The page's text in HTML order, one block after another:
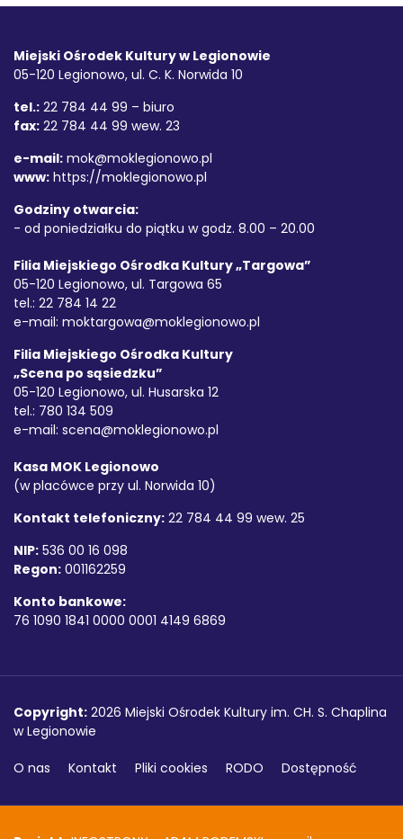
Adres
Miejski Ośrodek Kultury w Legionowie
05-120 Legionowo, ul. C. K. Norwida 10
tel.: 22 784 44 99 – biuro
fax: 22 784 44 99 wew. 23
e-mail: mok@moklegionowo.pl
www: https://moklegionowo.pl
Godziny otwarcia:
- od poniedziałku do piątku w godz. 8.00 – 20.00
Filia Miejskiego Ośrodka Kultury „Targowa”
05-120 Legionowo, ul. Targowa 65
tel.: 22 784 14 22
e-mail: moktargowa@moklegionowo.pl
Filia Miejskiego Ośrodka Kultury
„Scena po sąsiedzku”
05-120 Legionowo, ul. Husarska 12
tel.: 780 134 509
e-mail: scena@moklegionowo.pl
Kasa MOK Legionowo
(w placówce przy ul. Norwida 10)
Kontakt telefoniczny: 22 784 44 99 wew. 25
NIP: 536 00 16 098
Regon: 001162259
Konto bankowe:
76 1090 1841 0000 0001 4149 6869
Copyright
Copyright: 2026 Miejski Ośrodek Kultury im. CH. S. Chaplina
w Legionowie
O nas Kontakt Pliki cookies RODO Dostępność
Projekt